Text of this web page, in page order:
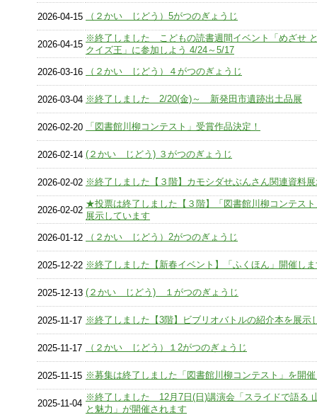
2026-04-15 （２かい じどう）5がつのぎょうじ
2026-04-15
※終了しました こどもの読書週間イベント「めざせ
クイズ王」に参加しよう 4/24～5/17
2026-03-16 （２かい じどう）４がつのぎょうじ
2026-03-04 ※終了しました 2/20(金)～ 新発田市遺跡出土品展
2026-02-20 「図書館川柳コンテスト」受賞作品決定！
2026-02-14 (２かい じどう) ３がつのぎょうじ
2026-02-02 ※終了しました【３階】カモシダせぶんさん関連資料
2026-02-02
★投票は終了しました【３階】「図書館川柳コンテス
展示しています
2026-01-12 （２かい じどう）2がつのぎょうじ
2025-12-22 ※終了しました【新春イベント】「ふくほん」開催し
2025-12-13 (２かい じどう) １がつのぎょうじ
2025-11-17 ※終了しました【3階】ビブリオバトルの紹介本を展示
2025-11-17 （２かい じどう）１2がつのぎょうじ
2025-11-15 ※募集は終了しました「図書館川柳コンテスト」を開
2025-11-04
※終了しました 12月7日(日)講演会「スライドで語る
と魅力」が開催されます